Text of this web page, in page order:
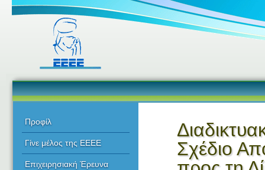
Προφίλ
Γίνε μέλος της ΕΕΕΕ
Επιχειρησιακή Έρευνα
Σχέδιο